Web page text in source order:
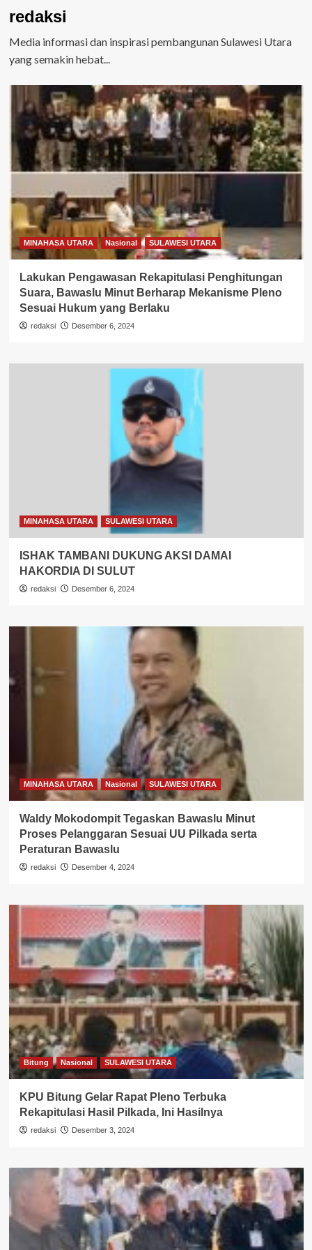
redaksi
Media informasi dan inspirasi pembangunan Sulawesi Utara
yang semakin hebat...
MINAHASA UTARA Nasional SULAWESI UTARA
Lakukan Pengawasan Rekapitulasi Penghitungan
Suara, Bawaslu Minut Berharap Mekanisme Pleno
Sesuai Hukum yang Berlaku
redaksi Desember 6, 2024
MINAHASA UTARA SULAWESI UTARA
ISHAK TAMBANI DUKUNG AKSI DAMAI
HAKORDIA DI SULUT
redaksi Desember 6, 2024
MINAHASA UTARA Nasional SULAWESI UTARA
Waldy Mokodompit Tegaskan Bawaslu Minut
Proses Pelanggaran Sesuai UU Pilkada serta
Peraturan Bawaslu
redaksi Desember 4, 2024
Bitung Nasional SULAWESI UTARA
KPU Bitung Gelar Rapat Pleno Terbuka
Rekapitulasi Hasil Pilkada, Ini Hasilnya
redaksi Desember 3, 2024